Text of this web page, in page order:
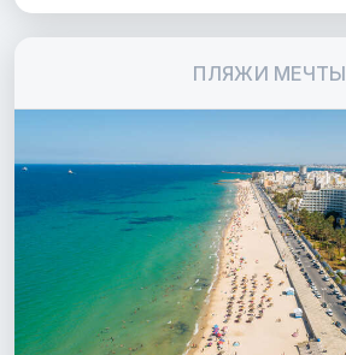
ПЛЯЖИ МЕЧТЫ